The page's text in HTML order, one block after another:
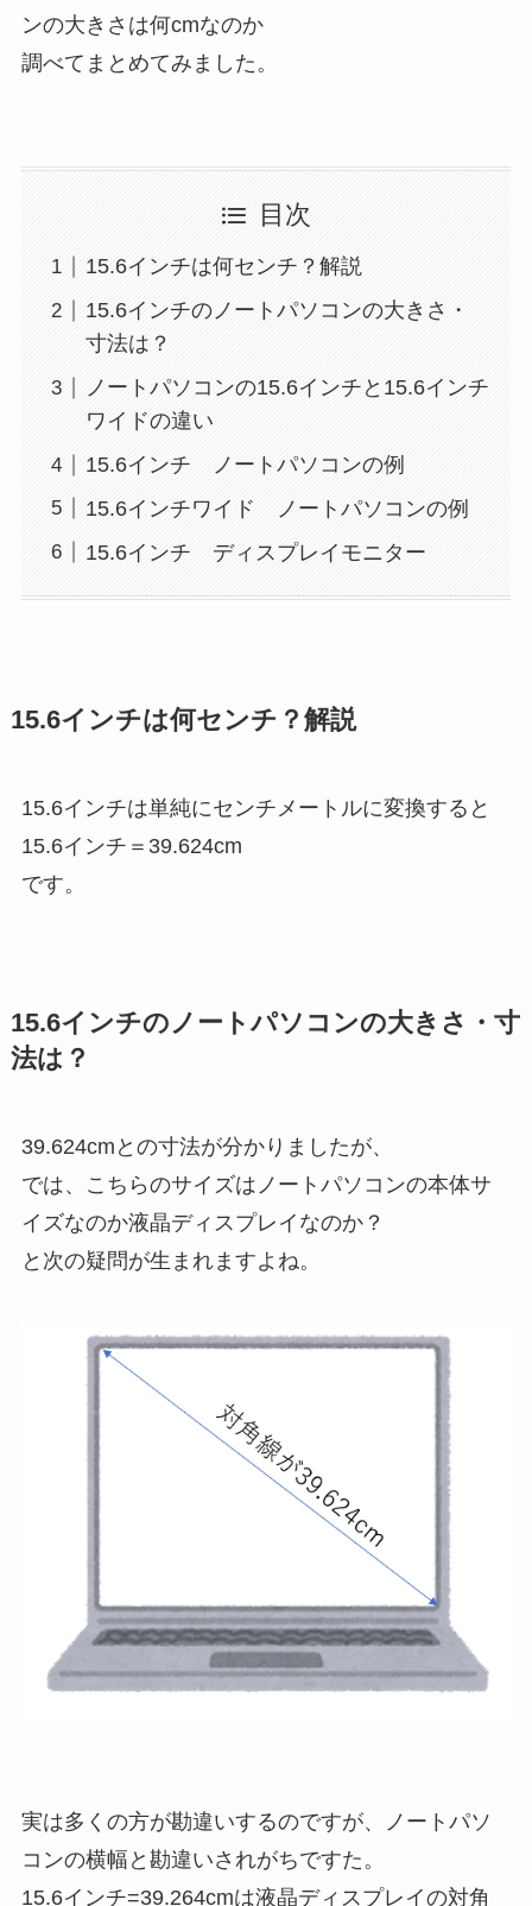
ンの大きさは何cmなのか
調べてまとめてみました。
目次
15.6インチは何センチ？解説
15.6インチのノートパソコンの大きさ・
寸法は？
ノートパソコンの15.6インチと15.6インチ
ワイドの違い
15.6インチ ノートパソコンの例
15.6インチワイド ノートパソコンの例
15.6インチ ディスプレイモニター
15.6インチは何センチ？解説
15.6インチは単純にセンチメートルに変換すると
15.6インチ＝39.624cm
です。
15.6インチのノートパソコンの大きさ・寸
法は？
39.624cmとの寸法が分かりましたが、
では、こちらのサイズはノートパソコンの本体サ
イズなのか液晶ディスプレイなのか？
と次の疑問が生まれますよね。
実は多くの方が勘違いするのですが、ノートパソ
コンの横幅と勘違いされがちですた。
15.6インチ=39.264cmは液晶ディスプレイの対角